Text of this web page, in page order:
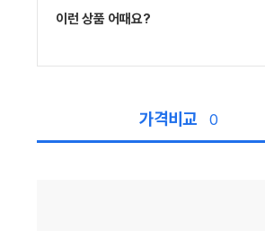
이런 상품 어때요?
가격비교 0